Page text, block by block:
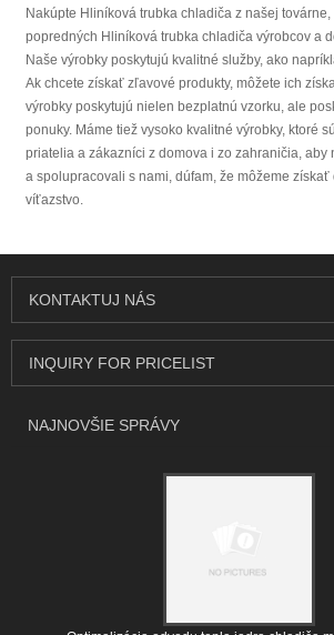
Nakúpte Hliníková trubka chladiča z našej
popredných Hliníková trubka chladiča výrobcov a
Naše výrobky poskytujú kvalitné služby, ako
Ak chcete získať zľavové produkty, môžete ich
výrobky poskytujú nielen bezplatnú vzorku, ale
ponuky. Máme tiež vysoko kvalitné výrobky, ktoré
priatelia a zákazníci z domova i zo zahraničia, aby
a spolupracovali s nami, dúfam, že môžeme získať
víťazstvo.
KONTAKTUJ NÁS
INQUIRY FOR PRICELIST
NAJNOVŠIE SPRÁVY